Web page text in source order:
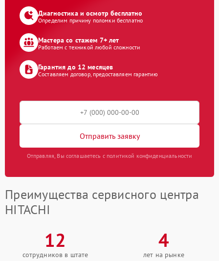
Диагностика и осмотр бесплатно
Определим причину поломки бесплатно
Мастера со стажем 7+ лет
Работаем с техникой любой сложности
Гарантия до 12 месяцев
Составляем договор, предоставляем гарантию
Отправить заявку
Отправляя, Вы соглашаетесь с политикой конфиденциальности
Преимущества сервисного центра
HITACHI
12
сотрудников в штате
4
лет на рынке